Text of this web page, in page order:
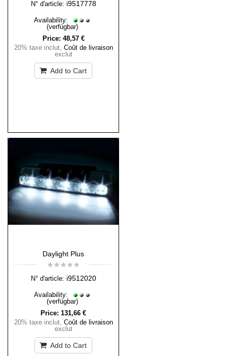
N° d'article: i9517778
Availability:
(verfügbar)
Price: 48,57 €
20% taxe inclut, Coût de livraison
exclut
Add to Cart
Daylight Plus
N° d'article: i9512020
Availability:
(verfügbar)
Price: 131,66 €
20% taxe inclut, Coût de livraison
exclut
Add to Cart